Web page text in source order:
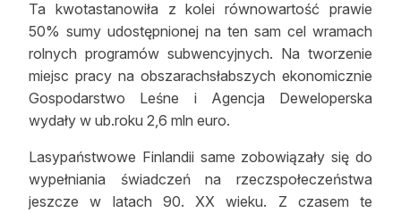
Ta kwotastanowiła z kolei równowartość prawie
50% sumy udostępnionej na ten sam cel wramach
rolnych programów subwencyjnych. Na tworzenie
miejsc pracy na obszarachsłabszych ekonomicznie
Gospodarstwo Leśne i Agencja Deweloperska
wydały w ub.roku 2,6 mln euro.
Lasypaństwowe Finlandii same zobowiązały się do
wypełniania świadczeń na rzeczspołeczeństwa
jeszcze w latach 90. XX wieku. Z czasem te